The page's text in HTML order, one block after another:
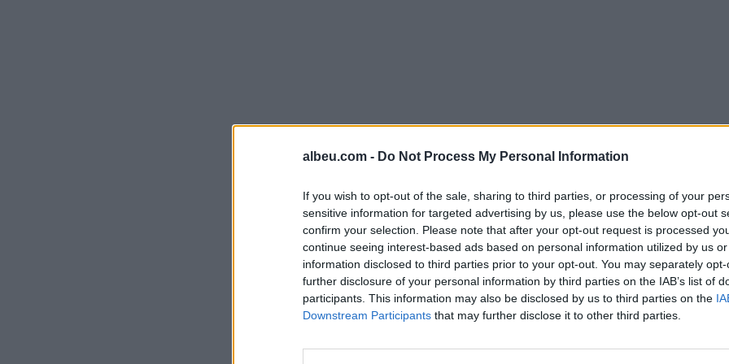
albeu.com - Do Not Process My Personal Information
If you wish to opt-out of the sale, sharing to third parties, or processing of your
sensitive information for targeted advertising by us, please use the below opt-out
confirm your selection. Please note that after your opt-out request is processed
continue seeing interest-based ads based on personal information utilized by us
information disclosed to third parties prior to your opt-out. You may separately
further disclosure of your personal information by third parties on the IAB’s list of
participants. This information may also be disclosed by us to third parties on the
Downstream Participants that may further disclose it to other third parties.